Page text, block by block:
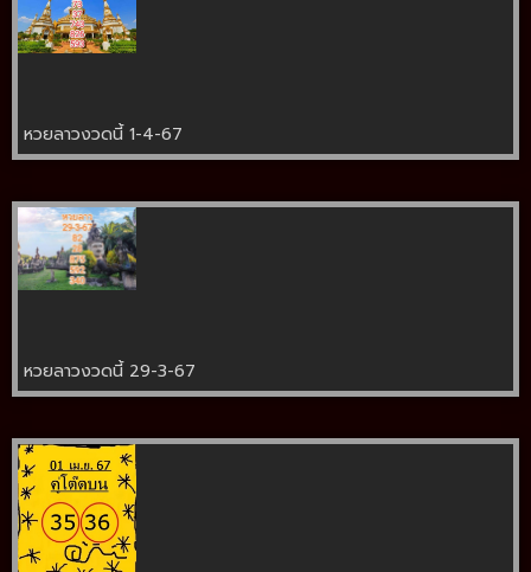
หวยลาวงวดนี้ 1-4-67
หวยลาวงวดนี้ 29-3-67